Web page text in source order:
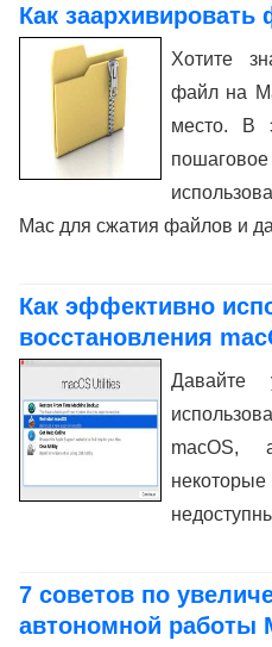
Как заархивировать
Хотите
файл на
место. В
Mac для сжатия файлов и
Как эффективно
восстановления
Давайте
macOS,
7 советов по
автономной работы